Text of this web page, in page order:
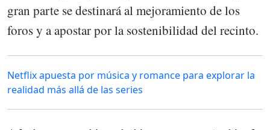
gran parte se destinará al mejoramiento de los
foros y a apostar por la sostenibilidad del recinto.
Netflix apuesta por música y romance para explorar la
realidad más allá de las series